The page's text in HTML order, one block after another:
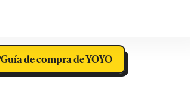
Guía de compra de YOYO